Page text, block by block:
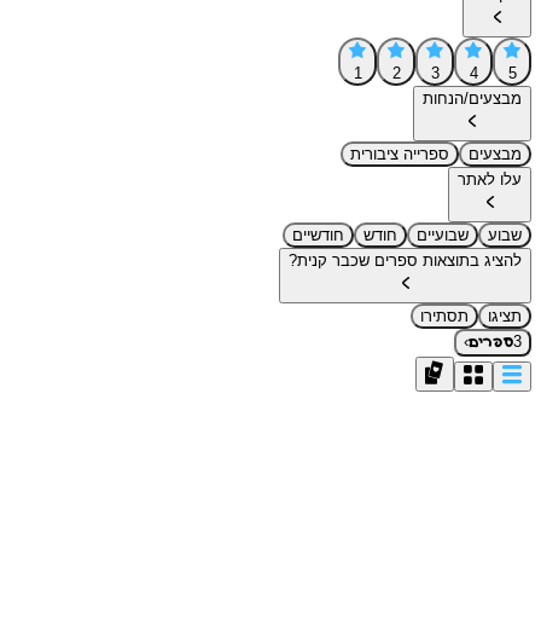
5
4
3
2
1
מבצעים/הנחות
מבצעים
ספרייה ציבורית
עלו לאתר
שבוע שבועיים חודש
חודשיים
להציג בתוצאות ספרים שכבר קנית?
תציגו
תסתירו
3ספרים›